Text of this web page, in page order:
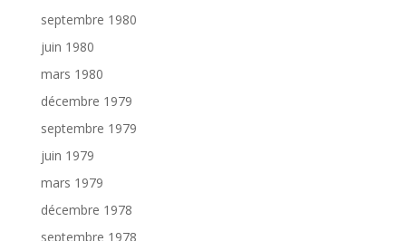
septembre 1980
juin 1980
mars 1980
décembre 1979
septembre 1979
juin 1979
mars 1979
décembre 1978
septembre 1978